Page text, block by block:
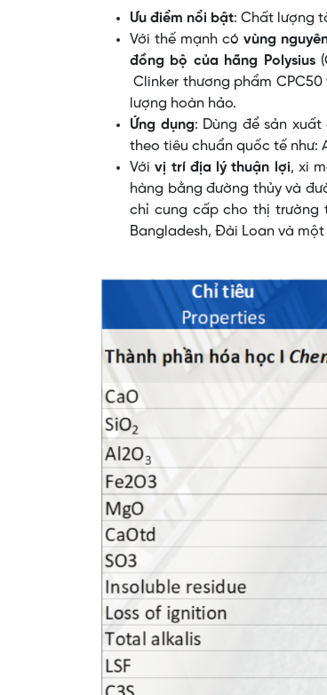
Ưu điểm nổi bật: Chất lượng
Với thế mạnh có vùng
đồng bộ của hãng Polysius
Clinker thương phẩm
lượng hoàn hảo.
Ứng dụng: Dùng để sản
theo tiêu chuẩn quốc tế như:
Vớivị trí địa lý thuận lợi, xi
hàng bằng đường thủy và
chỉ cung cấp cho thị trường
Bangladesh, Đài Loan và